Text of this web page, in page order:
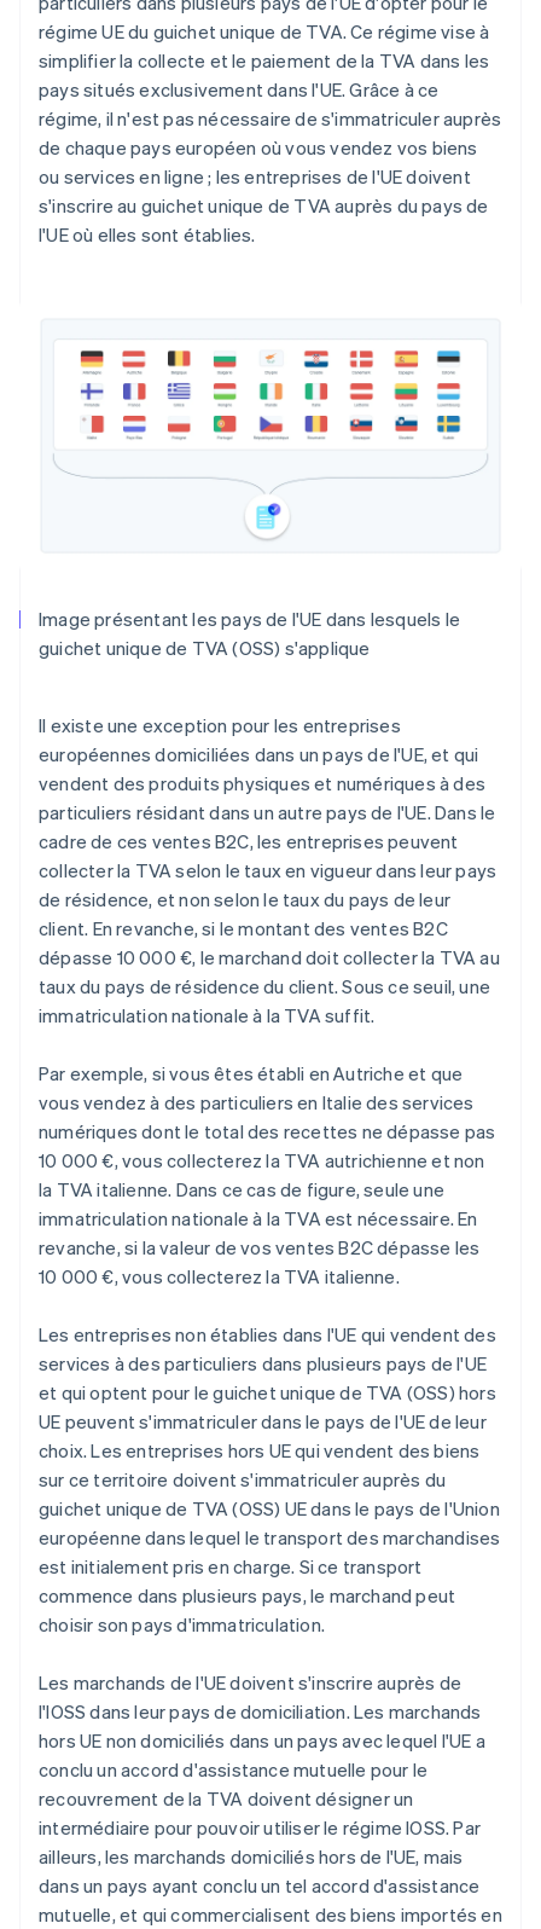
régime UE du guichet unique de TVA. Ce régime vise à
simplifier la collecte et le paiement de la TVA dans les
pays situés exclusivement dans l'UE. Grâce à ce
régime, il n'est pas nécessaire de s'immatriculer auprès
de chaque pays européen où vous vendez vos biens
ou services en ligne ; les entreprises de l'UE doivent
s'inscrire au guichet unique de TVA auprès du pays de
l'UE où elles sont établies.
Image présentant les pays de l'UE dans lesquels le
guichet unique de TVA (OSS) s'applique
Il existe une exception pour les entreprises
européennes domiciliées dans un pays de l'UE, et qui
vendent des produits physiques et numériques à des
particuliers résidant dans un autre pays de l'UE. Dans le
cadre de ces ventes B2C, les entreprises peuvent
collecter la TVA selon le taux en vigueur dans leur pays
de résidence, et non selon le taux du pays de leur
client. En revanche, si le montant des ventes B2C
dépasse 10 000 €, le marchand doit collecter la TVA au
taux du pays de résidence du client. Sous ce seuil, une
immatriculation nationale à la TVA suffit.
Par exemple, si vous êtes établi en Autriche et que
vous vendez à des particuliers en Italie des services
numériques dont le total des recettes ne dépasse pas
10 000 €, vous collecterez la TVA autrichienne et non
la TVA italienne. Dans ce cas de figure, seule une
immatriculation nationale à la TVA est nécessaire. En
revanche, si la valeur de vos ventes B2C dépasse les
10 000 €, vous collecterez la TVA italienne.
Les entreprises non établies dans l'UE qui vendent des
services à des particuliers dans plusieurs pays de l'UE
et qui optent pour le guichet unique de TVA (OSS) hors
UE peuvent s'immatriculer dans le pays de l'UE de leur
choix. Les entreprises hors UE qui vendent des biens
sur ce territoire doivent s'immatriculer auprès du
guichet unique de TVA (OSS) UE dans le pays de l'Union
européenne dans lequel le transport des marchandises
est initialement pris en charge. Si ce transport
commence dans plusieurs pays, le marchand peut
choisir son pays d'immatriculation.
Les marchands de l'UE doivent s'inscrire auprès de
l'IOSS dans leur pays de domiciliation. Les marchands
hors UE non domiciliés dans un pays avec lequel l'UE a
conclu un accord d'assistance mutuelle pour le
recouvrement de la TVA doivent désigner un
intermédiaire pour pouvoir utiliser le régime IOSS. Par
ailleurs, les marchands domiciliés hors de l'UE, mais
dans un pays ayant conclu un tel accord d'assistance
mutuelle, et qui commercialisent des biens importés en